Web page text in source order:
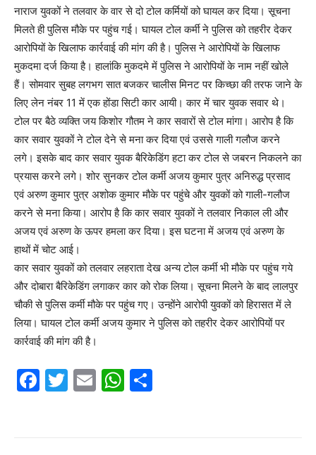
नाराज युवकों ने तलवार के वार से दो टोल कर्मियों को घायल कर दिया। सूचना
मिलते ही पुलिस मौके पर पहुंच गई। घायल टोल कर्मी ने पुलिस को तहरीर देकर
आरोपियों के खिलाफ कार्रवाई की मांग की है। पुलिस ने आरोपियों के खिलाफ
मुकदमा दर्ज किया है। हालांकि मुकदमे में पुलिस ने आरोपियों के नाम नहीं खोले
हैं। सोमवार सुबह लगभग सात बजकर चालीस मिनट पर किच्छा की तरफ जाने के
लिए लेन नंबर 11 में एक होंडा सिटी कार आयी। कार में चार युवक सवार थे।
टोल पर बैठे व्यक्ति जय किशोर गौतम ने कार सवारों से टोल मांगा। आरोप है कि
कार सवार युवकों ने टोल देने से मना कर दिया एवं उससे गाली गलौज करने
लगे। इसके बाद कार सवार युवक बैरिकेडिंग हटा कर टोल से जबरन निकलने का
प्रयास करने लगे। शोर सुनकर टोल कर्मी अजय कुमार पुत्र अनिरुद्ध प्रसाद
एवं अरुण कुमार पुत्र अशोक कुमार मौके पर पहुंचे और युवकों को गाली-गलौज
करने से मना किया। आरोप है कि कार सवार युवकों ने तलवार निकाल ली और
अजय एवं अरुण के ऊपर हमला कर दिया। इस घटना में अजय एवं अरुण के
हाथों में चोट आई।
कार सवार युवकों को तलवार लहराता देख अन्य टोल कर्मी भी मौके पर पहुंच गये
और दोबारा बैरिकेडिंग लगाकर कार को रोक लिया। सूचना मिलने के बाद लालपुर
चौकी से पुलिस कर्मी मौके पर पहुंच गए। उन्होंने आरोपी युवकों को हिरासत में ले
लिया। घायल टोल कर्मी अजय कुमार ने पुलिस को तहरीर देकर आरोपियों पर
कार्रवाई की मांग की है।
F
T
E
W